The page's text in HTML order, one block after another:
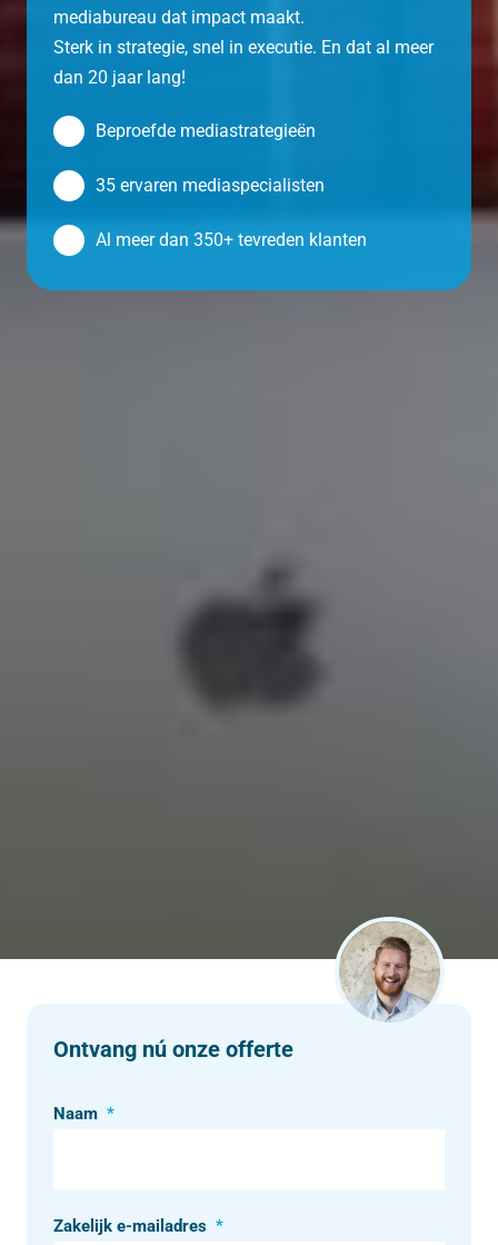
mediabureau dat impact maakt.
Sterk in strategie, snel in executie. En dat al meer
dan 20 jaar lang!
Beproefde mediastrategieën
35 ervaren mediaspecialisten
Al meer dan 350+ tevreden klanten
Ontvang nú onze offerte
Naam *
Zakelijk e-mailadres *